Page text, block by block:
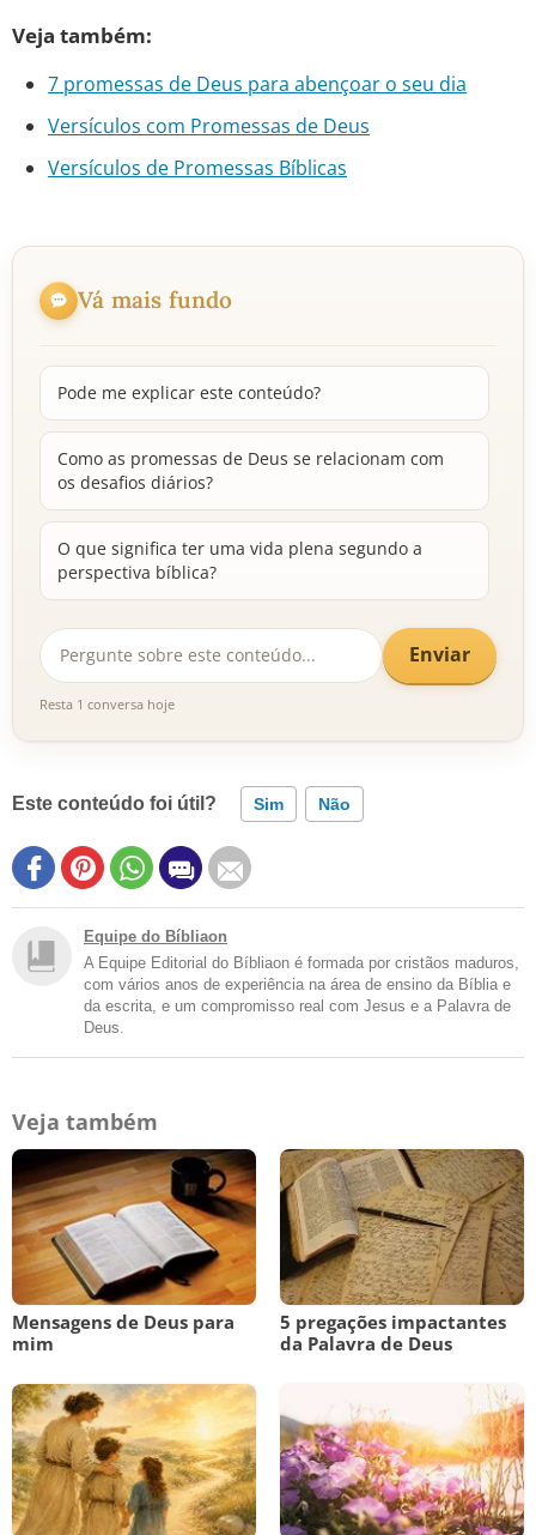
Veja também:
7 promessas de Deus para abençoar o seu dia
Versículos com Promessas de Deus
Versículos de Promessas Bíblicas
Vá mais fundo
Pode me explicar este conteúdo?
Como as promessas de Deus se relacionam com
os desafios diários?
O que significa ter uma vida plena segundo a
perspectiva bíblica?
Enviar
Resta 1 conversa hoje
Este conteúdo foi útil? Sim Não
Equipe do Bíbliaon
A Equipe Editorial do Bíbliaon é formada por cristãos maduros,
com vários anos de experiência na área de ensino da Bíblia e
da escrita, e um compromisso real com Jesus e a Palavra de
Deus.
Veja também
Mensagens de Deus para
mim
5 pregações impactantes
da Palavra de Deus